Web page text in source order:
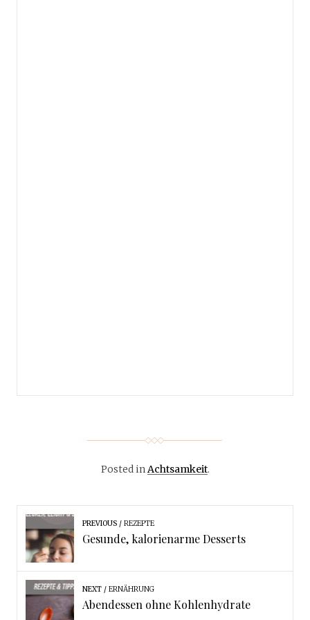
Posted inAchtsamkeit.
PREVIOUS REZEPTE
Gesunde, kalorienarme Desserts
NEXT ERNÄHRUNG
Abendessen ohne Kohlenhydrate